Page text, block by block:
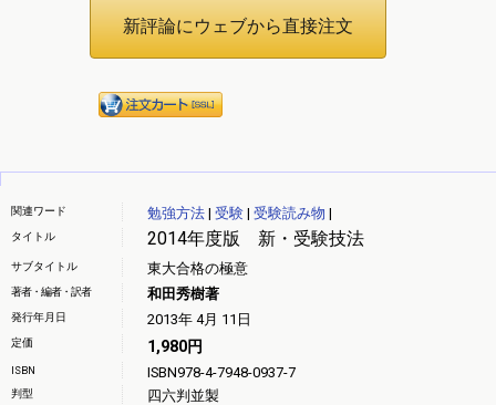
関連ワード 勉強方法| 受験| 受験読み物 |
2014年度版 新・受験技法
タイトル
サブタイトル 東大合格の極意
著者・編者・訳者 和田秀樹著
発行年月日 2013年 4月 11日
定価 1,980円
ISBN ISBN978-4-7948-0937-7
判型 四六判並製